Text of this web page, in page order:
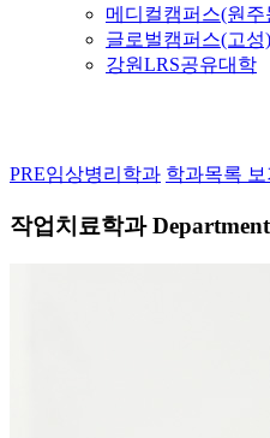
메디컬캠퍼스(원주
글로벌캠퍼스(고성)
강원LRS공유대학
PRE임상병리학과 학과목록 보
작업치료학과